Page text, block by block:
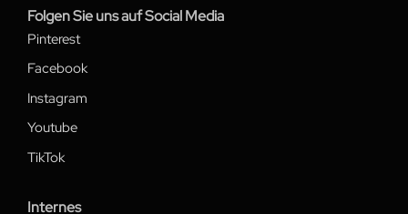
Folgen Sie uns auf Social Media
Pinterest
Facebook
Instagram
Youtube
TikTok
Internes